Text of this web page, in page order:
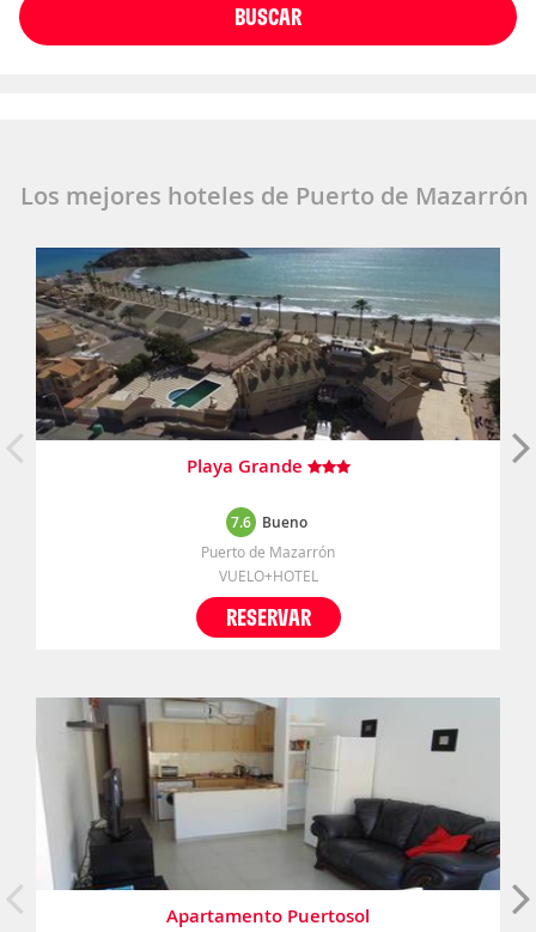
Los mejores hoteles de Puerto de Mazarrón
Playa Grande
7.6 Bueno
Puerto de Mazarrón
VUELO+HOTEL
RESERVAR
Apartamento Puertosol